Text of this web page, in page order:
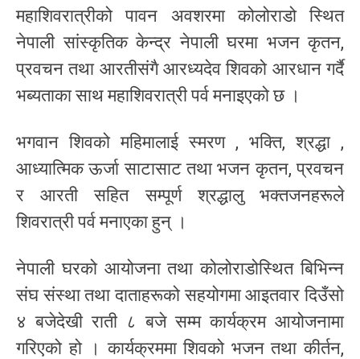
महाशिवरात्रीको पावन अवशरमा कोलोराडो स्थित
नेपाली सांस्कृतिक केन्द्र नेपाली घरमा भजन कृतन,
प्रवचन तथा आरतीसंगै आरध्यदेव शिवको आरधान गर्दै
भब्यताका साथ महाशिवरात्री पर्व मनाइएको छ ।
भगवान शिवको महिमालाई स्मरण , भक्ति, श्रद्धा ,
आध्यात्मिक ऊर्जा साटासाट तथा भजन कृतन, प्रवचन
र आरती सहित सम्पूर्ण श्रद्धालु भक्तजनहरूले
शिवरात्री पर्व मनाएका हुन् ।
नेपाली घरको आयोजना तथा कोलोराडोस्थित बिभिन्न
संघ संस्था तथा दाताहरूको सहयोगमा आइतवार दिउँसो
४ बजेदेखी राती ८ बजे सम्म कार्यक्रम आयोजनामा
गरिएको हो । कार्यक्रममा शिवको भजन तथा कीर्तन,